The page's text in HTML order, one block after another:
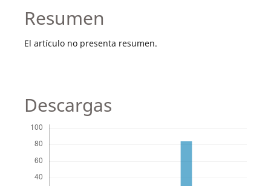
Resumen
El artículo no presenta resumen.
Descargas